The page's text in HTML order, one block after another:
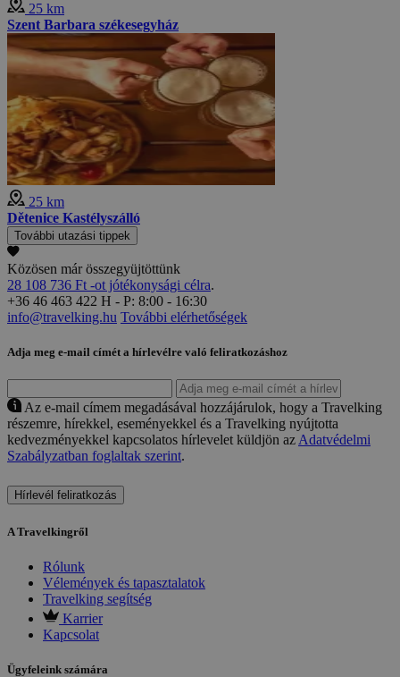
25 km
Szent Barbara székesegyház
25 km
Dětenice Kastélyszálló
További utazási tippek
Közösen már összegyüjtöttünk
28 108 736 Ft -ot jótékonysági célra.
+36 46 463 422 H - P: 8:00 - 16:30
info@travelking.hu További elérhetőségek
Adja meg e-mail címét a hírlevélre való feliratkozáshoz
Az e-mail címem megadásával hozzájárulok, hogy a Travelking
részemre, hírekkel, eseményekkel és a Travelking nyújtotta
kedvezményekkel kapcsolatos hírlevelet küldjön azAdatvédelmi
Szabályzatban foglaltak szerint.
Hírlevél feliratkozás
A Travelkingről
Rólunk
Vélemények és tapasztalatok
Travelking segítség
Karrier
Kapcsolat
Ügyfeleink számára